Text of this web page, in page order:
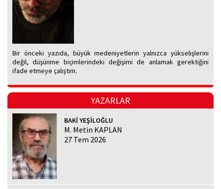
Bir önceki yazıda, büyük medeniyetlerin yalnızca yükselişlerini
değil, düşünme biçimlerindeki değişimi de anlamak gerektiğini
ifade etmeye çalıştım.
YAZARLAR
BAKİ YEŞİLOĞLU
M. Metin KAPLAN
27 Tem 2026